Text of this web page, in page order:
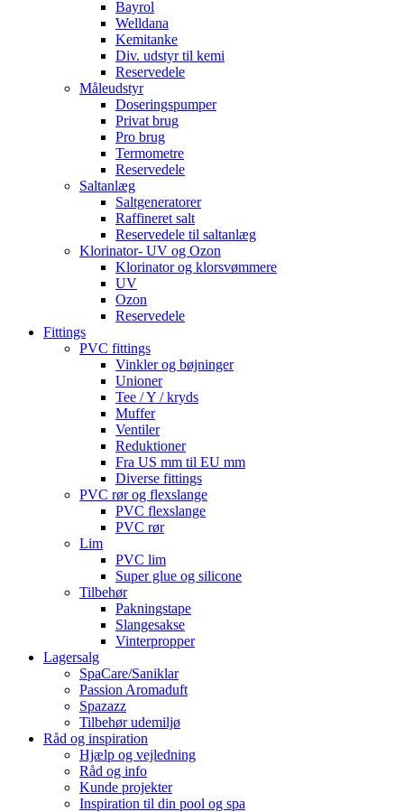
Bayrol
Welldana
Kemitanke
Div. udstyr til kemi
Reservedele
Måleudstyr
Doseringspumper
Privat brug
Pro brug
Termometre
Reservedele
Saltanlæg
Saltgeneratorer
Raffineret salt
Reservedele til saltanlæg
Klorinator- UV og Ozon
Klorinator og klorsvømmere
UV
Ozon
Reservedele
Fittings
PVC fittings
Vinkler og bøjninger
Unioner
Tee / Y / kryds
Muffer
Ventiler
Reduktioner
Fra US mm til EU mm
Diverse fittings
PVC rør og flexslange
PVC flexslange
PVC rør
Lim
PVC lim
Super glue og silicone
Tilbehør
Pakningstape
Slangesakse
Vinterpropper
Lagersalg
SpaCare/Saniklar
Passion Aromaduft
Spazazz
Tilbehør udemiljø
Råd og inspiration
Hjælp og vejledning
Råd og info
Kunde projekter
Inspiration til din pool og spa